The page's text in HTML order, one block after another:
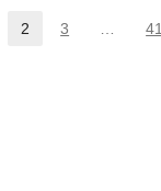
Page Page
2 Page
3